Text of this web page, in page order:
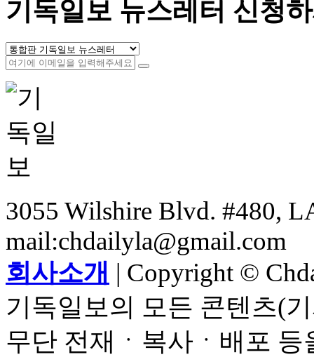
기독일보 뉴스레터 신청
3055 Wilshire Blvd. #480,
mail:chdailyla@gmail.com
회사소개 | Copyright ©
기독일보의 모든 콘텐츠(
무단 전재ㆍ복사ㆍ배포 등